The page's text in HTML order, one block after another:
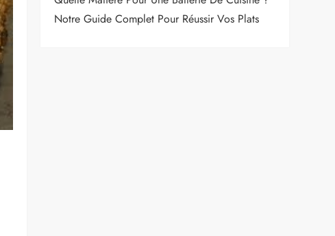
Notre Guide Complet Pour Réussir Vos Plats